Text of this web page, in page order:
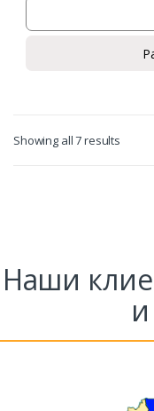
Showing all 7 results
Наши